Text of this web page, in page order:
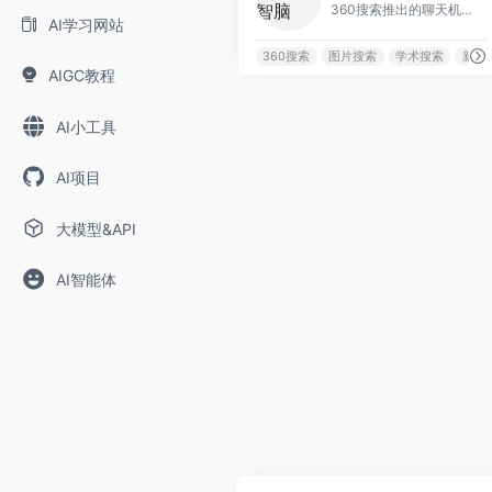
AI学习网站
AIGC教程
AI小工具
AI项目
大模型&API
AI智能体
360搜索推出的聊天机器人。
360搜索 图片搜索 学术搜索 新闻